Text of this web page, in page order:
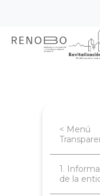
contenido
Sitio
< Menú
1.
de la